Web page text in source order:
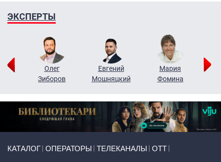
ЭКСПЕРТЫ
Олег
Зиборов
Евгений
Мошняцкий
Мария
Фомина
КАТАЛОГ ОПЕРАТОРЫ ТЕЛЕКАНАЛЫ ОТТ